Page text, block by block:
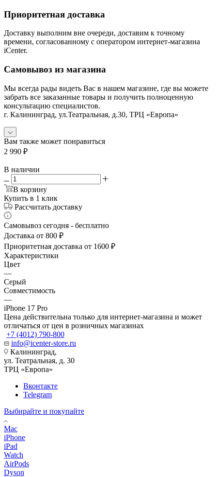
Приоритетная доставка
Доставку выполним вне очереди, доставим к точному
времени, согласованному с оператором интернет-магазина
iCenter.
Самовывоз из магазина
Мы всегда рады видеть Вас в нашем магазине, где вы можете
забрать все заказанные товары и получить полноценную
консультацию специалистов.
г. Калининград, ул.Театральная, д.30, ТРЦ «Европа»
Вам также может понравиться
2 990 ₽
В наличии
В корзину
Купить в 1 клик
Рассчитать доставку
Самовывоз сегодня - бесплатно
Доставка от 800 ₽
Приоритетная доставка от 1600 ₽
Характеристики
Цвет
—
Серый
Совместимость
—
iPhone 17 Pro
Цена действительна только для интернет-магазина и может
отличаться от цен в розничных магазинах
+7 (4012) 790-800
info@icenter-store.ru
Калининград,
ул. Театральная, д. 30
ТРЦ «Европа»
Вконтакте
Telegram
Выбирайте и покупайте
Mac
iPhone
iPad
Watch
AirPods
Dyson